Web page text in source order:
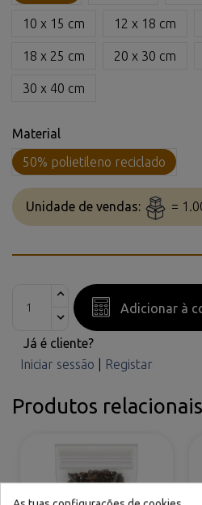
10 x 15 cm 12 x 18 cm
18 x 25 cm 20 x 30 cm
30 x 40 cm
Material
50% polietileno reciclado
Unidade de vendas: =
Adicionar à
Já é cliente?
Iniciar sessão
Registar
Produtos relacionais